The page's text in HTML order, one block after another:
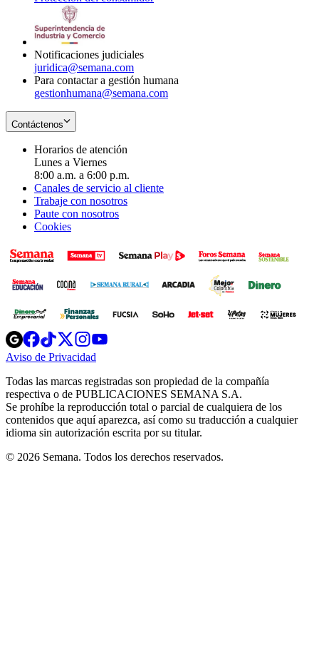
Notificaciones judiciales
juridica@semana.com
Para contactar a gestión humana
gestionhumana@semana.com
Contáctenos
Horarios de atención
Lunes a Viernes
8:00 a.m. a 6:00 p.m.
Canales de servicio al cliente
Trabaje con nosotros
Paute con nosotros
Cookies
Opens
in
new
Opens
in
new
Opens
in
new
window
Opens
new
windowwindow
Aviso de Privacidad
new
window
Todas las marcas registradas son propiedad de la compañía
respectiva o de PUBLICACIONES SEMANA S.A.
Se prohíbe la reproducción total o parcial de cualquiera de los
contenidos que aquí aparezca, así como su traducción a cualquier
idioma sin autorización escrita por su titular.
© 2026 Semana. Todos los derechos reservados.